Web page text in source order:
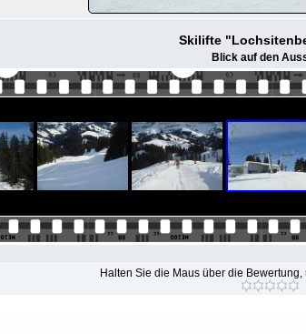
Skilifte
Blick auf den
Halten Sie die Maus über die